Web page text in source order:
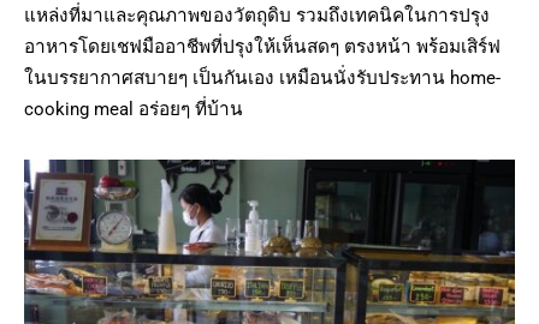
แหล่งที่มาและคุณภาพของวัตถุดิบ รวมถึงเทคนิคในการปรุง
อาหารโดยเชฟมืออาชีพที่ปรุงให้เห็นสดๆ ตรงหน้า พร้อมเสิร์ฟ
ในบรรยากาศสบายๆ เป็นกันเอง เหมือนนั่งรับประทาน home-
cooking meal อร่อยๆ ที่บ้าน